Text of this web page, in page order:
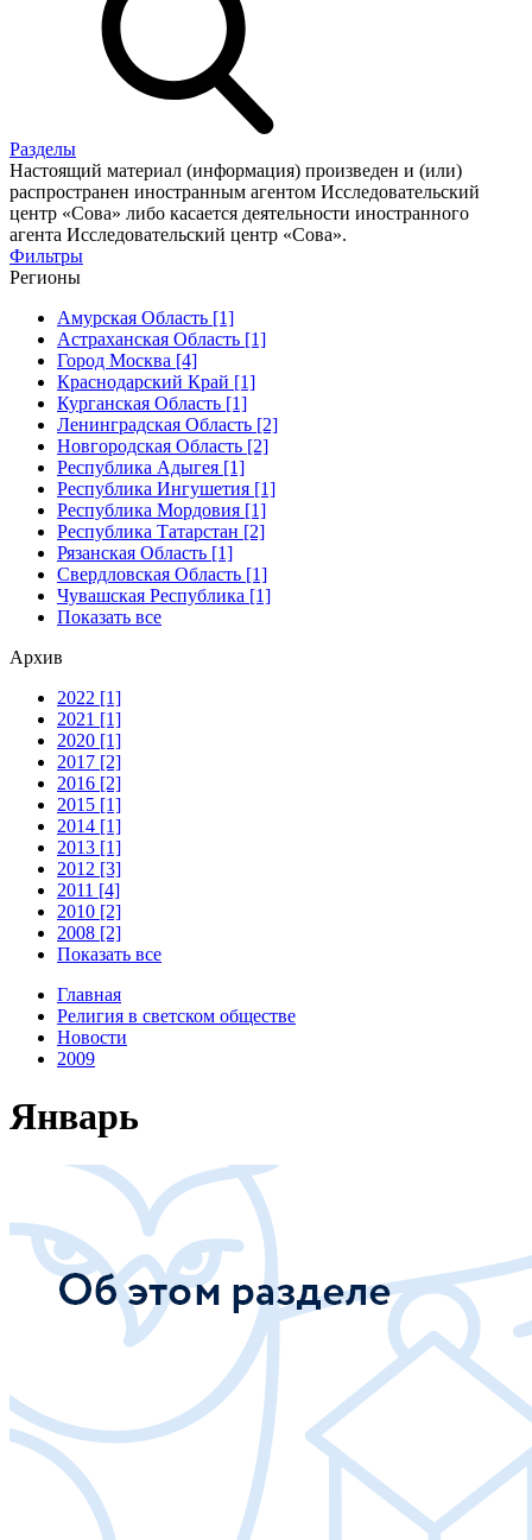
Разделы
Настоящий материал (информация) произведен и (или)
распространен иностранным агентом Исследовательский
центр «Сова» либо касается деятельности иностранного
агента Исследовательский центр «Сова».
Фильтры
Регионы
Амурская Область [1]
Астраханская Область [1]
Город Москва [4]
Краснодарский Край [1]
Курганская Область [1]
Ленинградская Область [2]
Новгородская Область [2]
Республика Адыгея [1]
Республика Ингушетия [1]
Республика Мордовия [1]
Республика Татарстан [2]
Рязанская Область [1]
Свердловская Область [1]
Чувашская Республика [1]
Показать все
Архив
2022 [1]
2021 [1]
2020 [1]
2017 [2]
2016 [2]
2015 [1]
2014 [1]
2013 [1]
2012 [3]
2011 [4]
2010 [2]
2008 [2]
Показать все
Главная
Религия в светском обществе
Новости
2009
Январь